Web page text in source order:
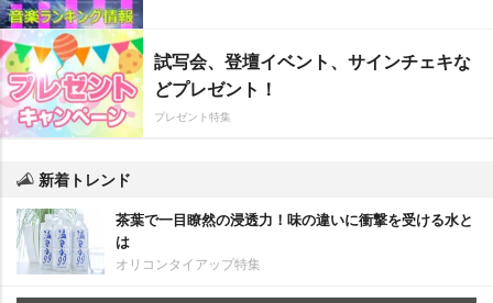
試写会、登壇イベント、サインチェキな
どプレゼント！
プレゼント特集
新着トレンド
茶葉で一目瞭然の浸透力！味の違いに衝撃を受ける水と
は
オリコンタイアップ特集